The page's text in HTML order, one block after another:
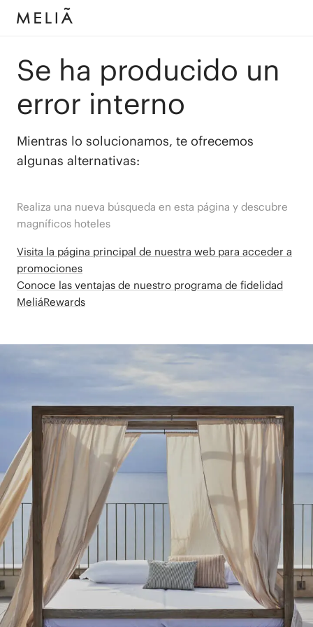
Se ha producido un
error interno
Mientras lo solucionamos, te ofrecemos
algunas alternativas:
Realiza una nueva búsqueda en esta página y descubre
magníficos hoteles
Visita la página principal de nuestra web para acceder a
promociones
Conoce las ventajas de nuestro programa de fidelidad
MeliáRewards